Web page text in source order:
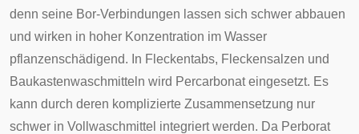
denn seine Bor-Verbindungen lassen sich schwer abbauen
und wirken in hoher Konzentration im Wasser
pflanzenschädigend. In Fleckentabs, Fleckensalzen und
Baukastenwaschmitteln wird Percarbonat eingesetzt. Es
kann durch deren komplizierte Zusammensetzung nur
schwer in Vollwaschmittel integriert werden. Da Perborat